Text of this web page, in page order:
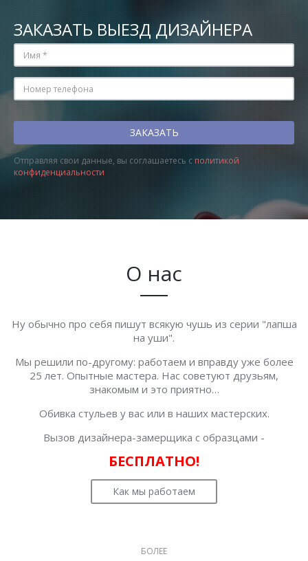
ЗАКАЗАТЬ ВЫЕЗД ДИЗАЙНЕРА
Отправляя свои данные, вы соглашаетесь с политикой
конфиденциальности
О нас
Ну обычно про себя пишут всякую чушь из серии "лапша
на уши".
Мы решили по-другому: работаем и вправду уже более
25 лет. Опытные мастера. Нас советуют друзьям,
знакомым и это приятно…
Обивка стульев у вас или в наших мастерских.
Вызов дизайнера-замерщика с образцами -
БЕСПЛАТНО!
Как мы работаем
БОЛЕЕ